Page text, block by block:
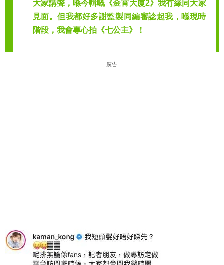
大家講聲，喺今輯嘅《金宵大廈2》我冇緣同大家
見面。但我都好多謝監製同編審諗起我，喺現時
階段，我會專心拍《七公主》！
廣告